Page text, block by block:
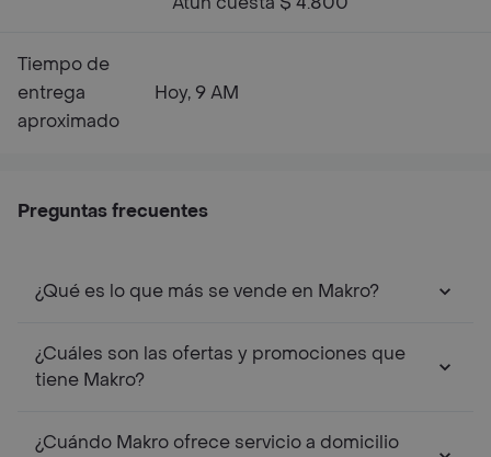
Tiempo de
entrega
aproximado
Hoy, 9 AM
Preguntas frecuentes
¿Qué es lo que más se vende en Makro?
¿Cuáles son las ofertas y promociones que
tiene Makro?
¿Cuándo Makro ofrece servicio a domicilio